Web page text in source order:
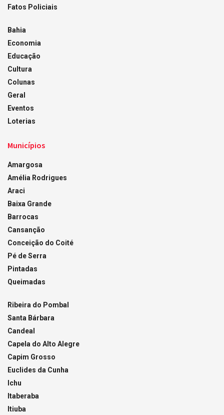
Fatos Policiais
Bahia
Economia
Educação
Cultura
Colunas
Geral
Eventos
Loterias
Municípios
Amargosa
Amélia Rodrigues
Araci
Baixa Grande
Barrocas
Cansanção
Conceição do Coité
Pé de Serra
Pintadas
Queimadas
Ribeira do Pombal
Santa Bárbara
Candeal
Capela do Alto Alegre
Capim Grosso
Euclides da Cunha
Ichu
Itaberaba
Itiuba